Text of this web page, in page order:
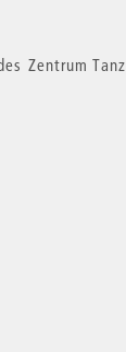
Zentrum Tanz